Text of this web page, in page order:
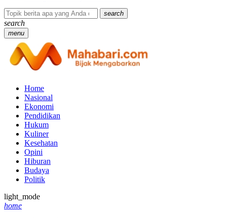
search
search
menu
Home
Nasional
Ekonomi
Pendidikan
Hukum
Kuliner
Kesehatan
Opini
Hiburan
Budaya
Politik
light_mode
home